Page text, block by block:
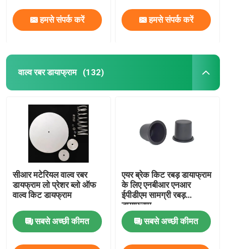
हमसे संपर्क करें हमसे संपर्क करें
वाल्व रबर डायाफ्राम (132)
सीआर मटेरियल वाल्व रबर
डायफ्राम लो प्रेशर ब्लो ऑफ
वाल्व किट डायफ्राम
सबसे अच्छी कीमत
एयर ब्रेक किट रबड़ डायाफ्राम
के लिए एनबीआर एनआर
ईपीडीएम सामग्री रबड़
डायाफ्राम
सबसे अच्छी कीमत